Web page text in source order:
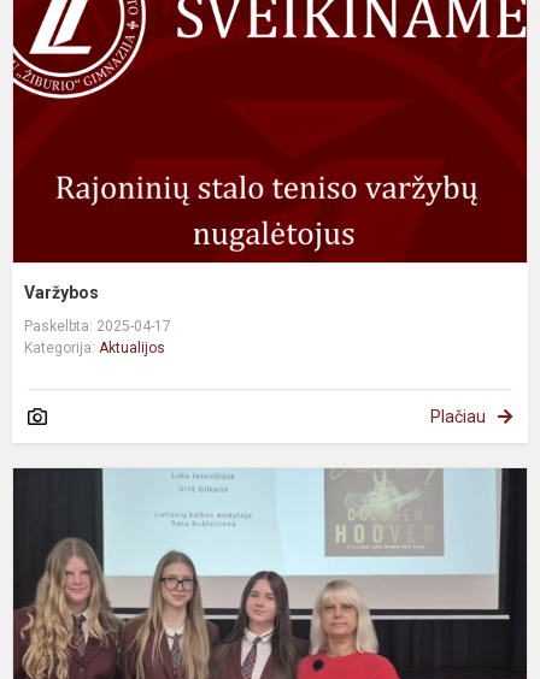
Varžybos
Paskelbta: 2025-04-17
Kategorija: Aktualijos
Plačiau